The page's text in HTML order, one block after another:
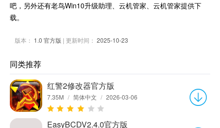
吧，另外还有老鸟Win10升级助理、云机管家、云机管家提供下
载。
版本： 1.0 官方版 | 更新时间： 2025-10-23
同类推荐
红警2修改器官方版
7.35M / 简体中文 / 2026-03-06
EasyBCDV2.4.0官方版